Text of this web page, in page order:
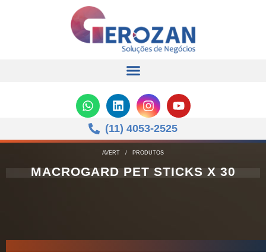
(11) 4053-2525
AVERT / PRODUTOS
MACROGARD PET STICKS X 30